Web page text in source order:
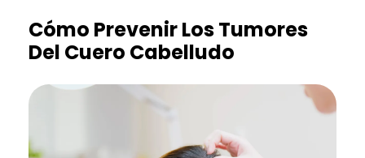
Cómo Prevenir Los Tumores
Del Cuero Cabelludo